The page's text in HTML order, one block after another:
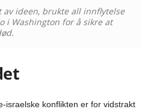
av ideen, brukte all innflytelse
i Washington for å sikre at
israelske konflikten er for vidstrakt